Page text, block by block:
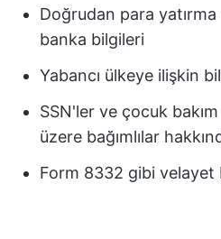
Doğrudan para
banka bilgileri
Yabancı ülkeye ilişkin
SSN'ler ve çocuk
üzere bağımlılar
Form 8332 gibi velayet